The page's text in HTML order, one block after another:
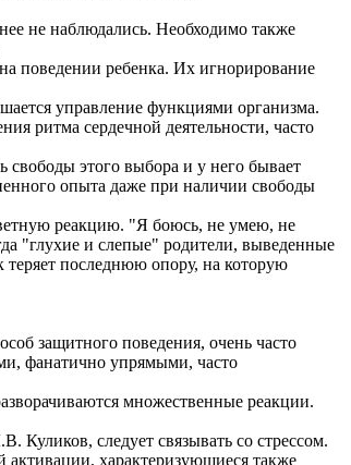
не наблюдались. Необходимо также
поведении ребенка. Их игнорирование
управление функциями организма.
ритма сердечной деятельности, часто
этого выбора и у него бывает
опыта даже при наличии свободы
реакцию. "Я боюсь, не умею, не
"глухие и слепые" родители, выведенные
теряет последнюю опору, на которую
защитного поведения, очень часто
фанатично упрямыми, часто
множественные реакции.
Куликов, следует связывать со стрессом.
характеризующиеся также